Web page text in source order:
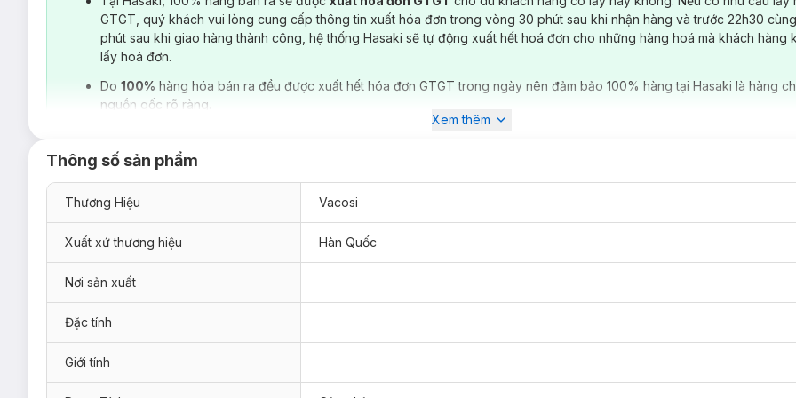
Son Màu Dưỡng Môi Luxury Lipstick Love VACOSIthuộc dòng
và màu sắc tuyệt đẹp, giảm thiểu độ sọc dọc của môi, điều bạn thường gặp phải ở những loại son thông thường khác.
Son Màu Dưỡng Môi Luxury Lipstick Love
VACOSIsử dụng công thức hoàn toàn mới với các hạt siêu mỏng mịn, giàu dưỡng
GTGT, quý khách vui lòng cung cấp thông tin xuất hóa đơn trong vòng 30 phút sau khi nhận hàng và trước 22h30
phút sau khi giao hàng thành công, hệ thống Hasaki sẽ tự động xuất hết hoá đơn cho những hàng hoá mà khách hàng
lấy hoá đơn.
Do 100% hàng hóa bán ra đều được xuất hết hóa đơn GTGT trong ngày nên đảm bảo 100% hàng tại Hasaki là hàng
nguồn gốc rõ ràng.
Xem thêm
Thông số sản phẩm
Thương Hiệu Vacosi
Xuất xứ thương hiệu Hàn Quốc
Nơi sản xuất
Đặc tính
Giới tính